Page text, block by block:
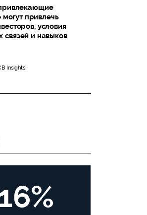
привлечь
условия
связей и навыков
Insights